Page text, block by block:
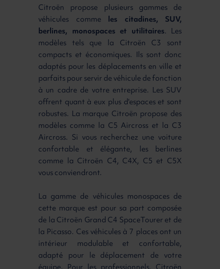
Citroën propose plusieurs gammes de
véhicules comme les citadines, SUV,
berlines, monospaces et utilitaires. Les
modèles tels que la Citroën C3 sont
compacts et économiques. Ils sont donc
adaptés pour les déplacements en ville et
parfaits pour servir de véhicule de fonction
à un cadre de votre entreprise. Les SUV
offrent quant à eux plus d'espaces et sont
robustes. La marque Citroën propose des
modèles comme la C5 Aircross et la C3
Aircross. Si vous recherchez une voiture
confortable et élégante, les berlines
comme la Citroën C4, C4X, C5 et C5X
vous conviendront.
La gamme de véhicules monospaces de
cette marque est pour sa part composée
de la Citroën Grand C4 SpaceTourer et de
la Picasso. Ces véhicules à 7 places ont un
intérieur modulable et confortable,
adapté pour le déplacement de votre